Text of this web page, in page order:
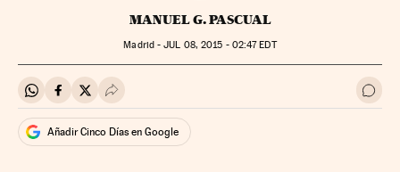
MANUEL G. PASCUAL
Madrid -JUL 08, 2015 - 02:47EDT
Compartir en Whatsapp
Compartir en Facebook
Compartir en Twitter
Desplegar Redes Sociales Ir a
Añadir Cinco Días en Google